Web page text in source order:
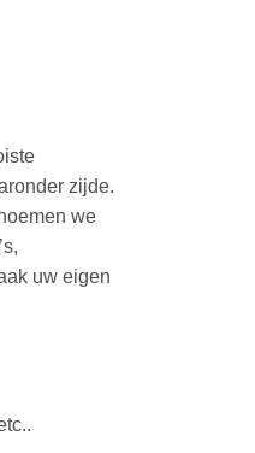
zijde.
we
uw eigen